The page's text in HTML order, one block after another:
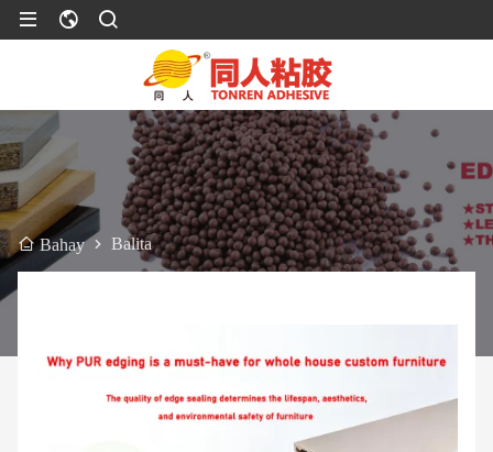
Bahay Balita